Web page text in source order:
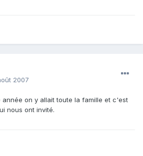
2007
on y allait toute la famille et c'est
nous ont invité.